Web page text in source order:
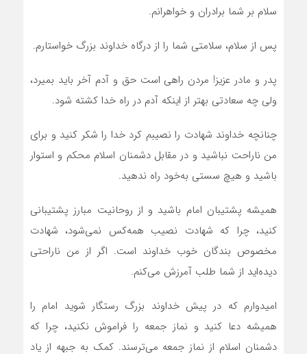
سلام بر شما برادران و خواهرانم.
پس از سلام، سلامتی شما را از درگاه خداوند بزرگ خواستارم.
پدر و مادر عزیز! مردن راهی است حق و آدم آخر باید بمیرد،
ولی چه سعادتی بهتر از اینکه آدم در راه خدا کشته شود.
چنانچه خداوند شهادت را نصیبم کرد خدا را شکر کنید و برای
من ناراحت نباشید و در مقابل دشمنان اسلام محکم و استوار
باشید و هیچ سستی به‌خود راه ندهید.
همیشه پشتیبان امام باشید و از روحانیت مبارز پشتیبانی
کنید، چرا که شهادت نصیب همه‌کس نمی‌شود، شهادت
مخصوص بندگان خوب خداوند است. اگر از من ناراحتی
دیده‌اید از شما طلب آمرزش می‌کنم.
امیدوارم که در پیش خداوند بزرگ رستگار شوید امام را
همیشه دعا کنید و نماز جمعه را فراموش نکنید، چرا که
دشمنان اسلام از نماز جمعه می‌ترسند. کمک به جبهه از یاد